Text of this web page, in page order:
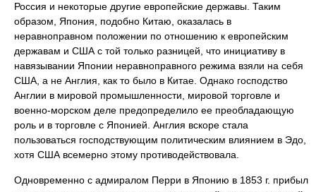
Россия и некоторые другие европейские державы. Таким
образом, Япония, подобно Китаю, оказалась в
неравноправном положении по отношению к европейским
державам и США с той только разницей, что инициативу в
навязывании Японии неравноправного режима взяли на себя
США, а не Англия, как то было в Китае. Однако господство
Англии в мировой промышленности, мировой торговле и
военно-морском деле предопределило ее преобладающую
роль и в торговле с Японией. Англия вскоре стала
пользоваться господствующим политическим влиянием в Эдо,
хотя США всемерно этому противодействовала.
Одновременно с адмиралом Перри в Японию в 1853 г. прибыл